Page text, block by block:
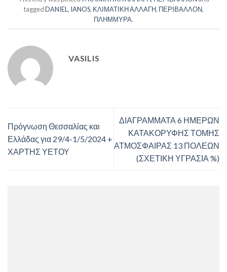
taggedDANIEL , IANOS, ΚΛΙΜΑΤΙΚΗ ΑΛΛΑΓΗ, ΠΕΡΙΒΑΛΛΟΝ,
ΠΛΗΜΜΥΡΑ.
VASILIS
Πρόγνωση Θεσσαλίας και
Ελλάδας για 29/4-1/5/2024 +
ΧΑΡΤΗΣ ΥΕΤΟΥ
ΔΙΑΓΡΑΜΜΑΤΑ 6 ΗΜΕΡΩΝ
ΚΑΤΑΚΟΡΥΦΗΣ ΤΟΜΗΣ
ΑΤΜΟΣΦΑΙΡΑΣ 13 ΠΟΛΕΩΝ
(ΣΧΕΤΙΚΗ ΥΓΡΑΣΙΑ %)